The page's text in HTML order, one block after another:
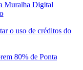
Muralha Digital
o uso de créditos do
80% de Ponta